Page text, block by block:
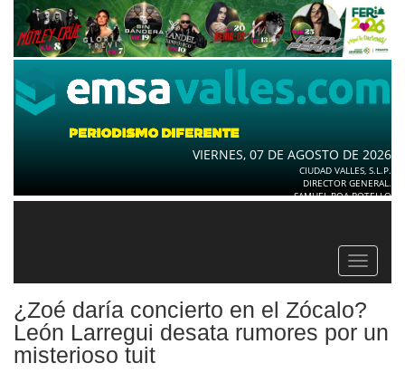
VIERNES, 07 DE AGOSTO DE 2026
CIUDAD VALLES, S.L.P.
DIRECTOR GENERAL.
SAMUEL ROA BOTELLO
Toggle
¿Zoé daría concierto en el Zócalo?
León Larregui desata rumores por un
misterioso tuit